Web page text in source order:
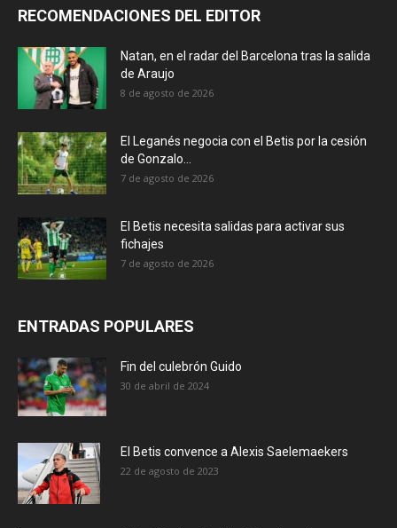
RECOMENDACIONES DEL EDITOR
Natan, en el radar del Barcelona tras la salida
de Araujo
8 de agosto de 2026
El Leganés negocia con el Betis por la cesión
de Gonzalo...
7 de agosto de 2026
El Betis necesita salidas para activar sus
fichajes
7 de agosto de 2026
ENTRADAS POPULARES
Fin del culebrón Guido
30 de abril de 2024
El Betis convence a Alexis Saelemaekers
22 de agosto de 2023